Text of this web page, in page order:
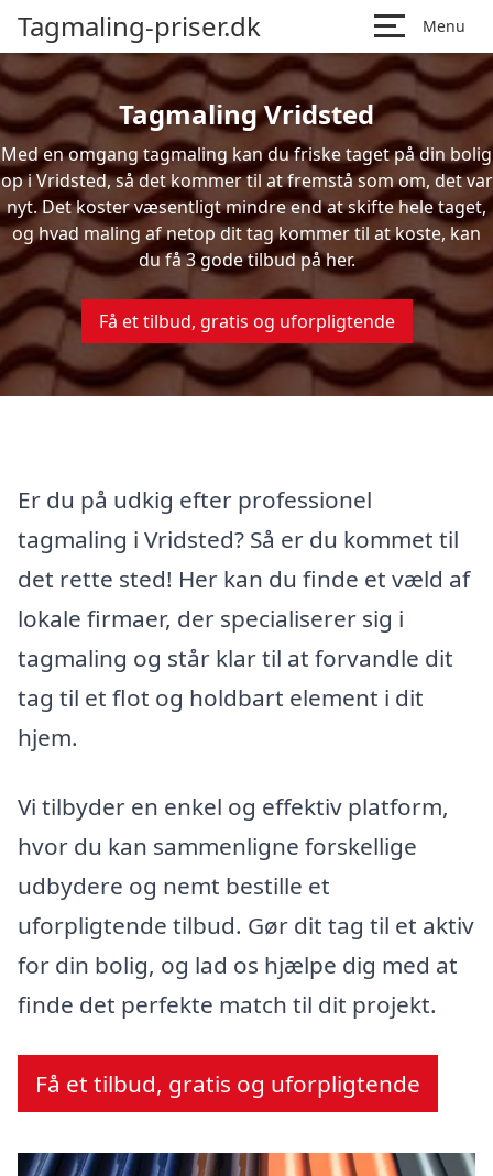
Tagmaling-priser.dk Menu
Tagmaling Vridsted
Med en omgang tagmaling kan du friske taget på din bolig
op i Vridsted, så det kommer til at fremstå som om, det var
nyt. Det koster væsentligt mindre end at skifte hele taget,
og hvad maling af netop dit tag kommer til at koste, kan
du få 3 gode tilbud på her.
Få et tilbud, gratis og uforpligtende
Er du på udkig efter professionel
tagmaling i Vridsted? Så er du kommet til
det rette sted! Her kan du finde et væld af
lokale firmaer, der specialiserer sig i
tagmaling og står klar til at forvandle dit
tag til et flot og holdbart element i dit
hjem.
Vi tilbyder en enkel og effektiv platform,
hvor du kan sammenligne forskellige
udbydere og nemt bestille et
uforpligtende tilbud. Gør dit tag til et aktiv
for din bolig, og lad os hjælpe dig med at
finde det perfekte match til dit projekt.
Få et tilbud, gratis og uforpligtende